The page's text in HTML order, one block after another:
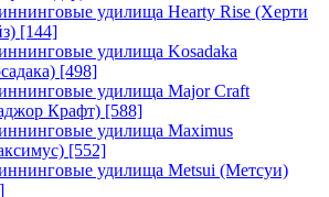
удилища Hearty Rise (Херти
[144]
удилища Kosadaka
[498]
удилища Major Craft
Крафт) [588]
удилища Maximus
[552]
удилища Metsui (Метсуи)